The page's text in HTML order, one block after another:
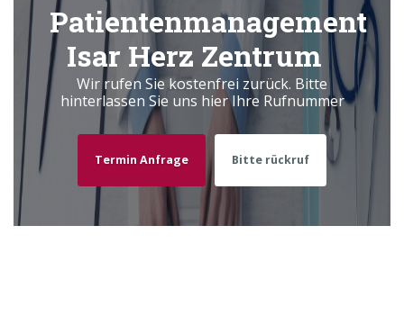
Patientenmanagement
Isar Herz Zentrum
Wir rufen Sie kostenfrei zurück. Bitte
hinterlassen Sie uns hier Ihre Rufnummer
Termin Anfrage Bitte rückruf